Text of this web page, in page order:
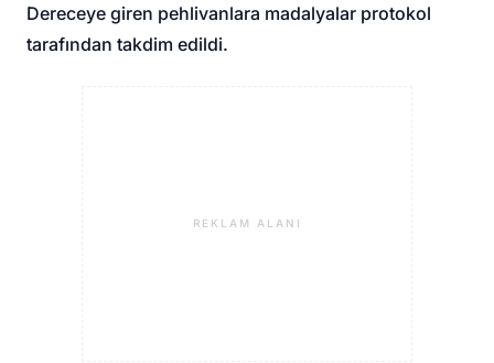
Dereceye giren pehlivanlara madalyalar protokol
tarafından takdim edildi.
REKLAM ALANI